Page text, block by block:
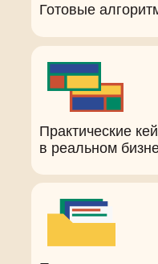
Готовые
Практические
в реальном